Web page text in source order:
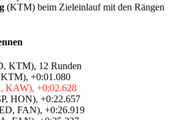
(KTM) beim Zieleinlauf mit den Rängen
KTM), 12 Runden
+0:01.080
KAW), +0:02.628
HON), +0:22.657
FAN), +0:26.919